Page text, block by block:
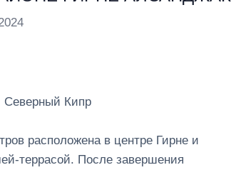
Северный Кипр
расположена в центре Гирне и
террасой. После завершения